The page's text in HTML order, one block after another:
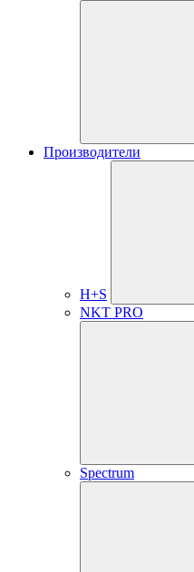
Производители
H+S
NKT PRO
Spectrum